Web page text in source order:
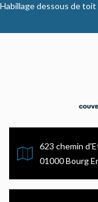
Habillage dessous de toit
623 chemin
01000 Bourg